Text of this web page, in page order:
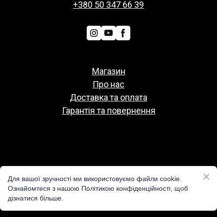
+380 50 347 66 39
Магазин
Про нас
Доставка та оплата
Гарантія та повернення
Политіка конфіденційності
Публічна оферта
Для вашої зручності ми використовуємо файли cookie.
Ознайомтеся з нашою Політикою конфіденційності, щоб
дізнатися більше.